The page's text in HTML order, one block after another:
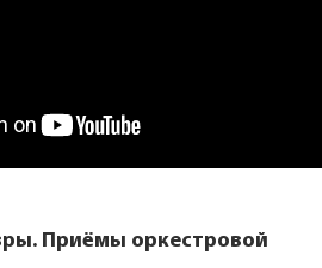
Приёмы оркестровой